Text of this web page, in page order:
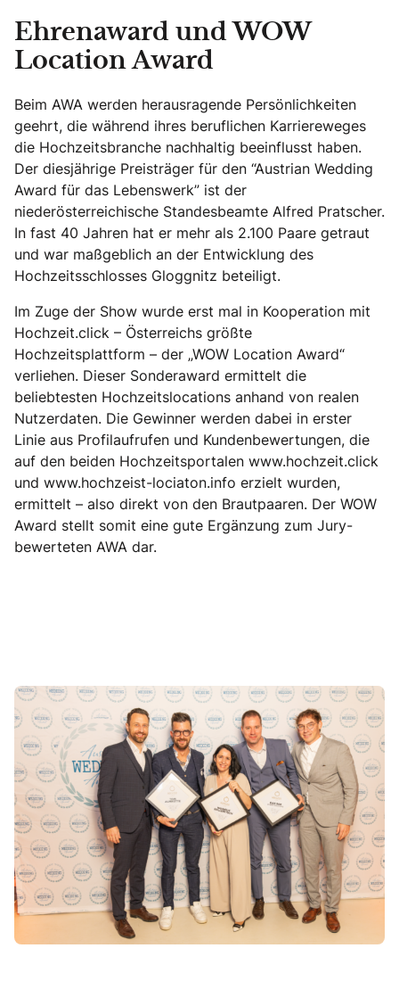
Ehrenaward und WOW
Location Award
Beim AWA werden herausragende Persönlichkeiten
geehrt, die während ihres beruflichen Karriereweges
die Hochzeitsbranche nachhaltig beeinflusst haben.
Der diesjährige Preisträger für den “Austrian Wedding
Award für das Lebenswerk” ist der
niederösterreichische Standesbeamte Alfred Pratscher.
In fast 40 Jahren hat er mehr als 2.100 Paare getraut
und war maßgeblich an der Entwicklung des
Hochzeitsschlosses Gloggnitz beteiligt.
Im Zuge der Show wurde erst mal in Kooperation mit
Hochzeit.click – Österreichs größte
Hochzeitsplattform – der „WOW Location Award“
verliehen. Dieser Sonderaward ermittelt die
beliebtesten Hochzeitslocations anhand von realen
Nutzerdaten. Die Gewinner werden dabei in erster
Linie aus Profilaufrufen und Kundenbewertungen, die
auf den beiden Hochzeitsportalen www.hochzeit.click
und www.hochzeist-lociaton.info erzielt wurden,
ermittelt – also direkt von den Brautpaaren. Der WOW
Award stellt somit eine gute Ergänzung zum Jury-
bewerteten AWA dar.